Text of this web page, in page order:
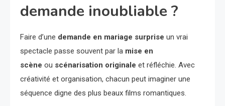
demande inoubliable ?
Faire d’une demande en mariage surprise un vrai
spectacle passe souvent par la mise en
scène ou scénarisation originale et réfléchie. Avec
créativité et organisation, chacun peut imaginer une
séquence digne des plus beaux films romantiques.